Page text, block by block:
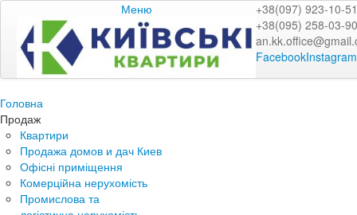
Меню
+38(097) 923-10-51
+38(095) 258-03-90
FacebookInstagram
Головна
Продаж
Квартири
Продажа домов и дач Киев
Офісні приміщення
Комерційна нерухомість
Промислова та